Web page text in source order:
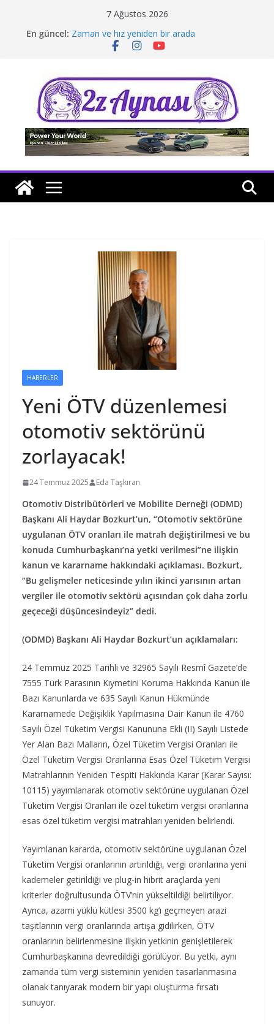
7 Ağustos 2026
En güncel: Zaman ve hız yeniden bir arada
Borusan Next Bodrum’da açıldı
Tatil rotasında test sürüşü
HABERLER
Yeni ÖTV düzenlemesi
otomotiv sektörünü
zorlayacak!
24 Temmuz 2025 Eda Taşkıran
Otomotiv Distribütörleri ve Mobilite Derneği (ODMD)
Başkanı Ali Haydar Bozkurt’un, “Otomotiv sektörüne
uygulanan ÖTV oranları ile matrah değiştirilmesi ve bu
konuda Cumhurbaşkanı’na yetki verilmesi”ne ilişkin
kanun ve kararname hakkındaki açıklaması. Bozkurt,
“Bu gelişmeler neticesinde yılın ikinci yarısının artan
vergiler ile otomotiv sektörü açısından çok daha zorlu
geçeceği düşüncesindeyiz” dedi.
(ODMD) Başkanı Ali Haydar Bozkurt’un açıklamaları:
24 Temmuz 2025 Tarihli ve 32965 Sayılı Resmî Gazete’de
7555 Türk Parasının Kıymetini Koruma Hakkında Kanun ile
Bazı Kanunlarda ve 635 Sayılı Kanun Hükmünde
Kararnamede Değişiklik Yapılmasına Dair Kanun ile 4760
Sayılı Özel Tüketim Vergisi Kanununa Ekli (II) Sayılı Listede
Yer Alan Bazı Malların, Özel Tüketim Vergisi Oranları ile
Özel Tüketim Vergisi Oranlarına Esas Özel Tüketim Vergisi
Matrahlarının Yeniden Tespiti Hakkında Karar (Karar Sayısı:
10115) yayımlanarak otomotiv sektörüne uygulanan Özel
Tüketim Vergisi Oranları ile özel tüketim vergisi oranlarına
esas özel tüketim vergisi matrahları yeniden belirlendi.
Yayımlanan kararda, otomotiv sektörüne uygulanan Özel
Tüketim Vergisi oranlarının artırıldığı, vergi oranlarına yeni
kademeler getirildiği ve plug-in hibrit araçlarda yeni
kriterler doğrultusunda ÖTV’nin yükseltildiği belirtiliyor.
Ayrıca, azami yüklü kütlesi 3500 kg’ı geçmeyen arazi
taşıtlarının vergi oranlarında artışa gidilirken, ÖTV
oranlarının belirlenmesine ilişkin yetkinin genişletilerek
Cumhurbaşkanına devredildiği görülüyor. Bu yetki, aynı
zamanda tüm vergi sisteminin yeniden tasarlanmasına
olanak tanıyarak modern bir yapı oluşturma fırsatı
sunuyor.